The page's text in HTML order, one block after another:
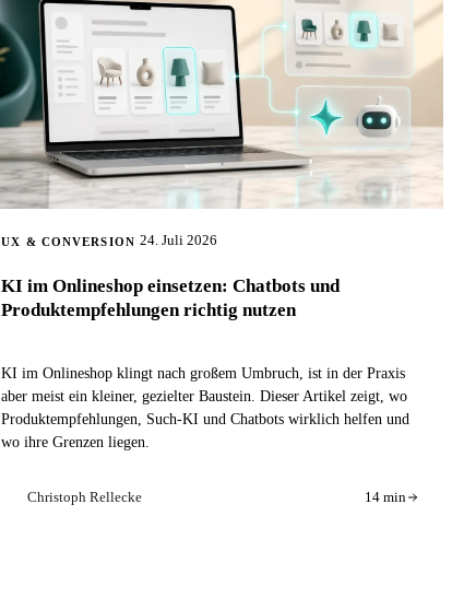
UX & CONVERSION 24. Juli 2026
KI im Onlineshop einsetzen: Chatbots und
Produktempfehlungen richtig nutzen
KI im Onlineshop klingt nach großem Umbruch, ist in der Praxis
aber meist ein kleiner, gezielter Baustein. Dieser Artikel zeigt, wo
Produktempfehlungen, Such-KI und Chatbots wirklich helfen und
wo ihre Grenzen liegen.
Christoph Rellecke 14 min